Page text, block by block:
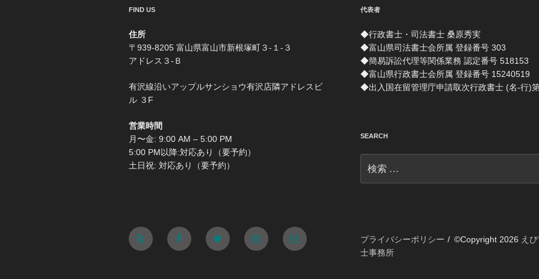
FIND US
住所
〒939-8205 富山県富山市新根塚町３-１-３
アドレス３-Ｂ
有沢線沿いアップルサンショウ有沢店隣アドレスビ
ル ３F
営業時間
月〜金: 9:00 AM – 5:00 PM
5:00 PM以降:対応あり（要予約）
土日祝: 対応あり（要予約）
代表者
◆行政書士・司法書士 桑原秀実
◆富山県司法書士会所属 登録番号 303
◆簡易訴訟代理等関係業務 認定番号 518153
◆富山県行政書士会所属 登録番号 15240519
◆出入国在留管理庁申請取次行政書士 (名-行)
SEARCH
索:
Yelp FacebookTwitter Instagram
メ
プライバシーポリシー ©Copyright 2026 え
士事務所